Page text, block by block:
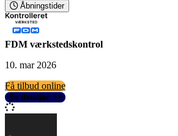
Åbningstider
FDM værkstedskontrol
10. mar 2026
Få tilbud online
Se detaljer